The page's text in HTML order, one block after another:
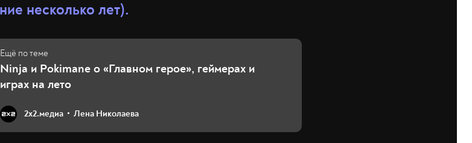
несколько лет).
Ninja и Pokimane о «Главном герое», геймерах и
играх на лето
2х2.медиа Лена Николаева